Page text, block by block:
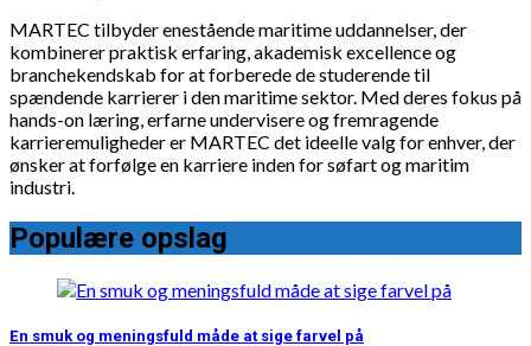
MARTEC tilbyder enestående maritime uddannelser, der
kombinerer praktisk erfaring, akademisk excellence og
branchekendskab for at forberede de studerende til
spændende karrierer i den maritime sektor. Med deres fokus på
hands-on læring, erfarne undervisere og fremragende
karrieremuligheder er MARTEC det ideelle valg for enhver, der
ønsker at forfølge en karriere inden for søfart og maritim
industri.
Populære opslag
En smuk og meningsfuld måde at sige farvel på